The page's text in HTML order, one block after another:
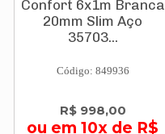
Confort 6x1m Branca
20mm Slim Aço
35703...
Código: 849936
R$ 998,00
ou em 10x de R$